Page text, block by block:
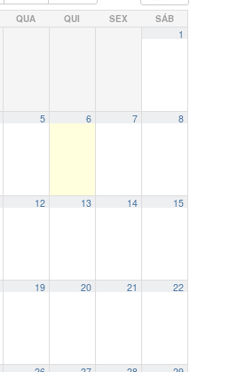
QUA QUI SEX SÁB
1
5 6 7 8
12 13 14 15
19 20 21 22